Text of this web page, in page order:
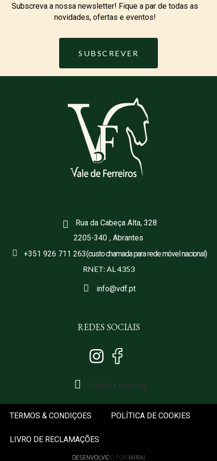
Subscreva a nossa newsletter! Fique a par de todas as
novidades, ofertas e eventos!
SUBSCREVER
Rua da Cabeça Alta, 328
2205-340 , Abrantes
+351 926 711 263(custo chamada para rede móvel nacional)
RNET: AL 4353
info@vdf.pt
REDES SOCIAIS
A minha reserva
TERMOS & CONDIÇOES POLÍTICA DE COOKIES
LIVRO DE RECLAMAÇÕES
DESENVOLVIDO POR MIRAI